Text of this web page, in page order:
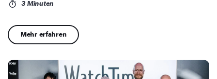
3 Minuten
Mehr erfahren